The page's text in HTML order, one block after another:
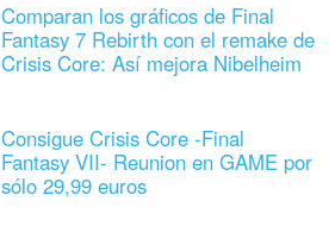
Comparan los gráficos de Final
Fantasy 7 Rebirth con el remake de
Crisis Core: Así mejora Nibelheim
Consigue Crisis Core -Final
Fantasy VII- Reunion en GAME por
sólo 29,99 euros